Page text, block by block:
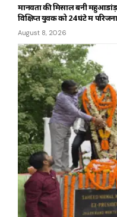
मानवता की मिसाल बनी
विक्षिप्त युवक को 24 घंटे में
August 8, 2026